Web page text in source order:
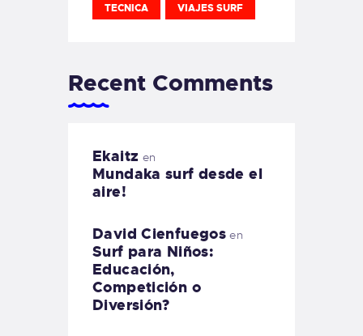
TECNICA VIAJES SURF
Recent Comments
Ekaitz en
Mundaka surf desde el
aire!
David Cienfuegos en
Surf para Niños:
Educación,
Competición o
Diversión?